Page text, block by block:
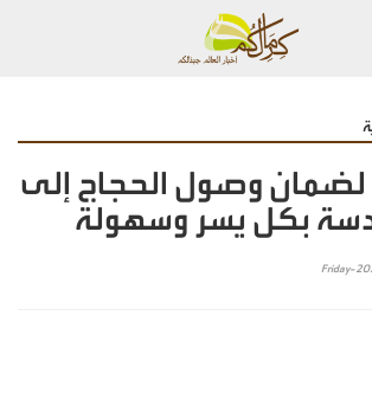
لضمان وصول الحجاج إلى
بكل يسر وسهولة
Friday-